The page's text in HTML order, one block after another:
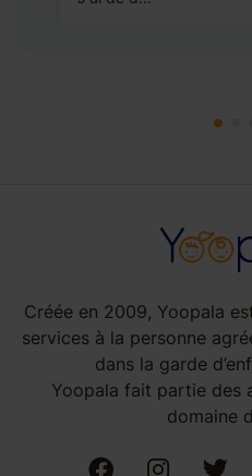
Créée en 2009, Yoopala
services à la personne
dans la garde
Yoopala fait partie des
domaine